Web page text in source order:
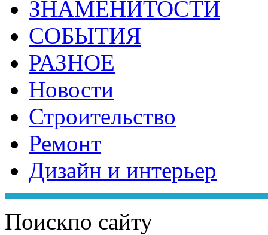
ЗНАМЕНИТОСТИ
СОБЫТИЯ
РАЗНОЕ
Новости
Строительство
Ремонт
Дизайн и интерьер
Поискпо сайту